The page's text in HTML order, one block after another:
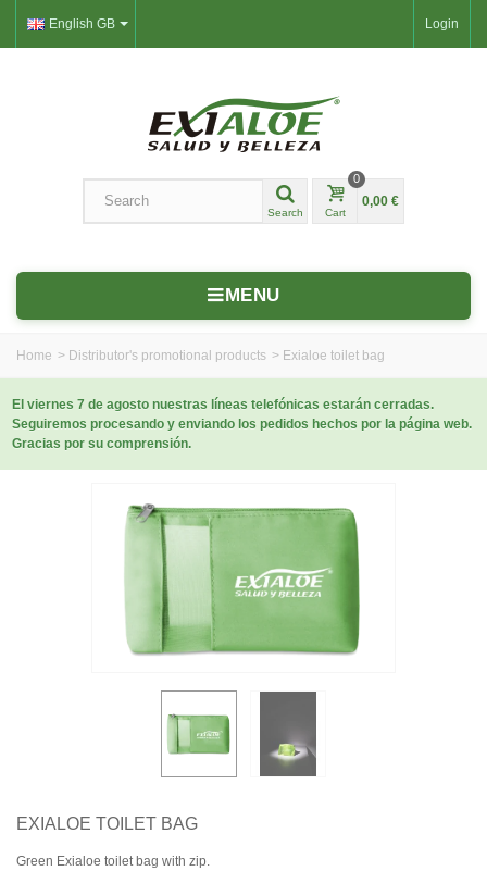
Login
English GB
Search Cart
0
0,00 €
MENU
Home > Distributor's promotional products > Exialoe toilet bag
El viernes 7 de agosto nuestras líneas telefónicas estarán cerradas.
Seguiremos procesando y enviando los pedidos hechos por la página web.
Gracias por su comprensión.
EXIALOE TOILET BAG
Green Exialoe toilet bag with zip.